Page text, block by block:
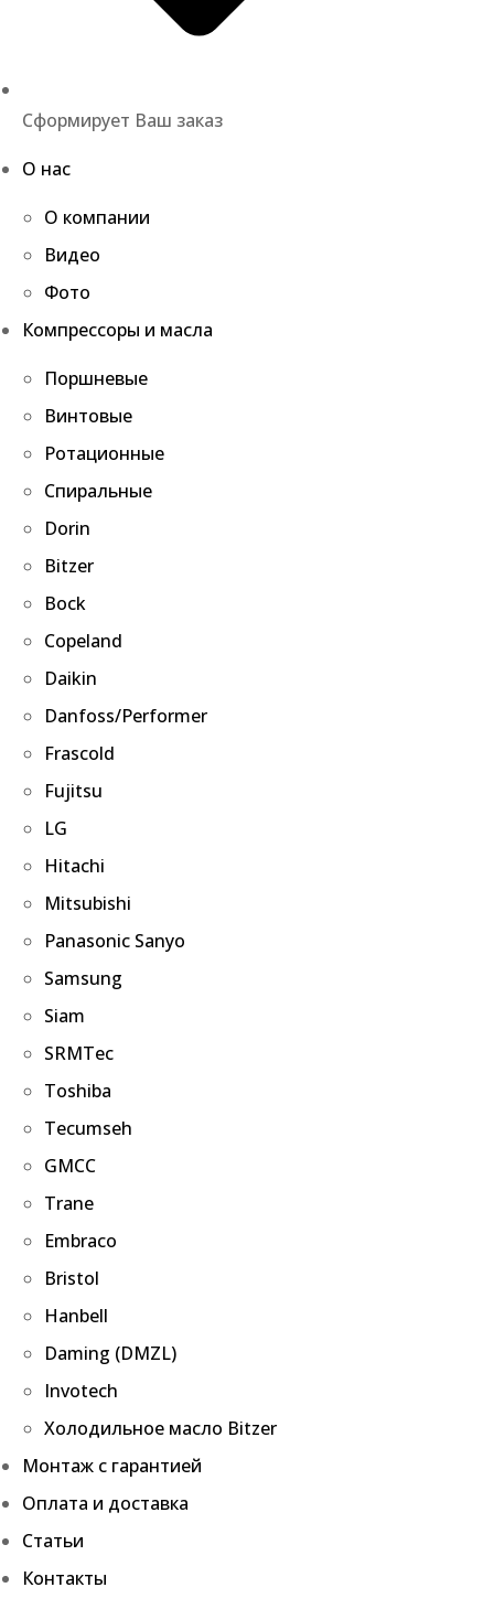
Сформирует Ваш заказ
О нас
О компании
Видео
Фото
Компрессоры и масла
Поршневые
Винтовые
Ротационные
Спиральные
Dorin
Bitzer
Bock
Copeland
Daikin
Danfoss/Performer
Frascold
Fujitsu
LG
Hitachi
Mitsubishi
Panasonic Sanyo
Samsung
Siam
SRMTec
Toshiba
Tecumseh
GMCC
Trane
Embraco
Bristol
Hanbell
Daming (DMZL)
Invotech
Холодильное масло Bitzer
Монтаж с гарантией
Оплата и доставка
Статьи
Контакты